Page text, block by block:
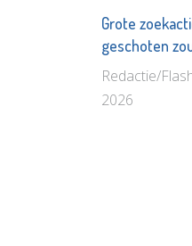
Grote
geschoten
Redactie/
2026